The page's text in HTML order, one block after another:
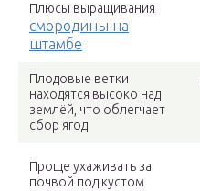
Плюсы выращивания
смородины на
штамбе
Плодовые ветки
находятся высоко над
землёй, что облегчает
сбор ягод
Проще ухаживать за
почвой под кустом